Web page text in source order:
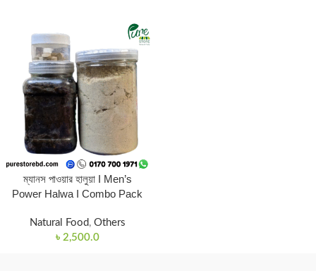
ম্যানস পাওয়ার হালুয়া I Men’s
Power Halwa I Combo Pack
Natural Food, Others
৳ 2,500.0